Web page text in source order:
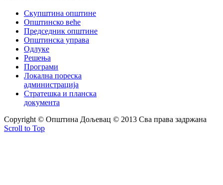
Скупштина општине
Општинско веће
Председник општине
Општинска управа
Одлуке
Решења
Програми
Локална пореска
администрација
Стратешка и планска
документа
Copyright © Oпштина Дољевац © 2013 Сва права задржана
Scroll to Top